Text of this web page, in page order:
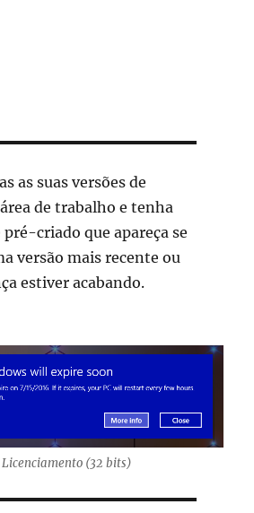
as suas versões de
de trabalho e tenha
criado que apareça se
versão mais recente ou
estiver acabando.
Licenciamento (32 bits)